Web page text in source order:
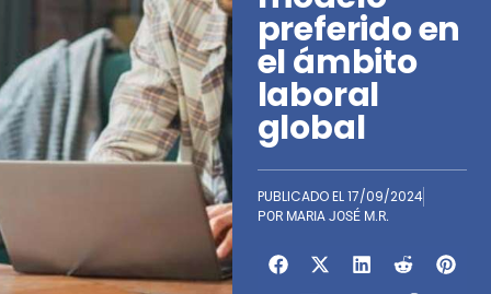
preferido en
el ámbito
laboral
global
PUBLICADO EL17/09/2024
POR MARIA JOSÉ M.R.